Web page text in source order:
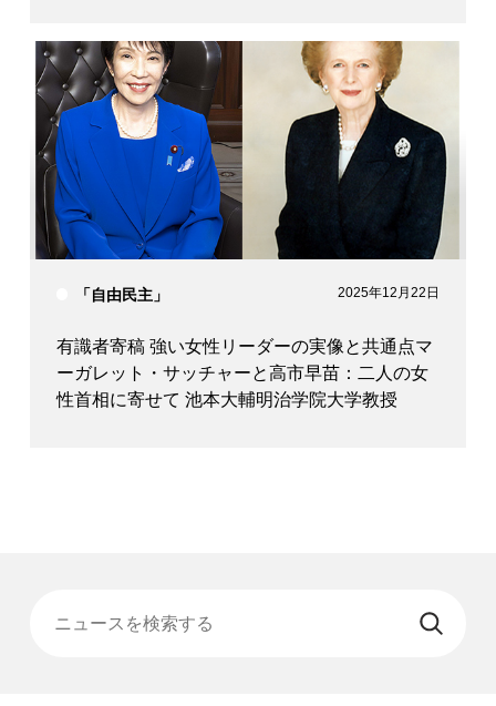
「自由民主」 2025年12月22日
有識者寄稿 強い女性リーダーの実像と共通点マ
ーガレット・サッチャーと高市早苗：二人の女
性首相に寄せて 池本大輔明治学院大学教授